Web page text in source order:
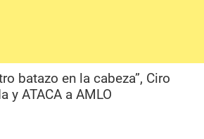
batazo en la cabeza”, Ciro
y ATACA a AMLO